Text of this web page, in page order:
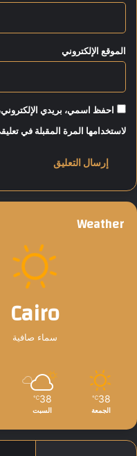
الموقع الإلكتروني
احفظ اسمي، بريدي
لاستخدامها المرة المقبلة في
Weather
Cairo
سماء صافية
38
℃
الجمعة
38
℃
السبت